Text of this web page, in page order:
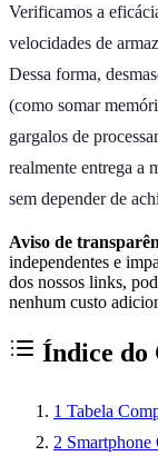
Verificamos a
velocidades de
Dessa forma,
(como somar
gargalos de
realmente entrega a
sem depender de
Aviso de
independentes e
dos nossos links,
nenhum custo
Índice do
1 Tabela
2